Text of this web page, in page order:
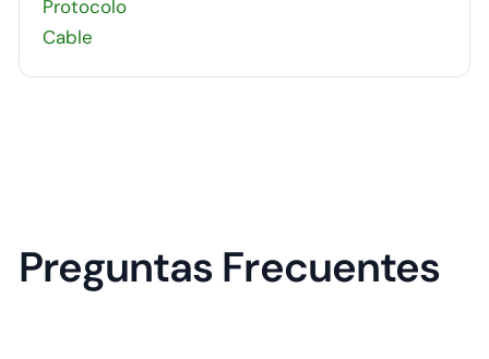
Protocolo
Cable
Preguntas Frecuentes